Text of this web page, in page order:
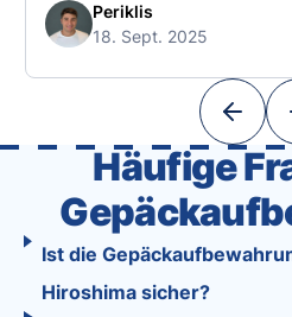
free. 🧭 What Makes the
Unlike standard travel
With Tourist, your trip
Periklis
18. Sept. 2025
Häufige
Ist die
Hiroshima sicher?